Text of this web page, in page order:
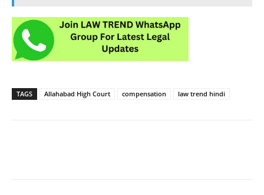
TAGS Allahabad High Court compensation law trend hindi